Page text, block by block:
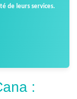
de leurs services.
: